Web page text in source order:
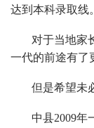
达到本科录取线。
对于当地家
一代的前途有了
但是希望未
中县2009年